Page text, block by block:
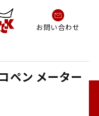
お問い合わせ
ペン メーター